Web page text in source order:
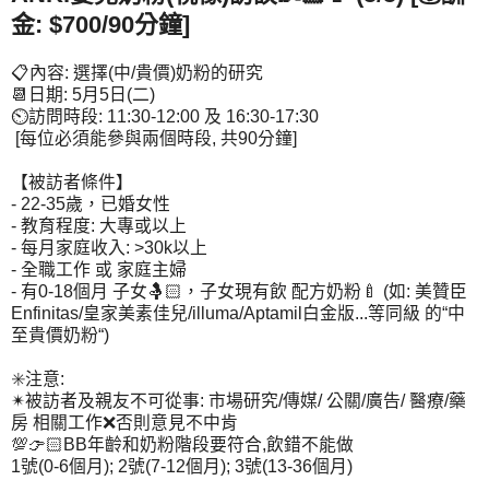
金: $700/90分鐘]
📋內容: 選擇(中/貴價)奶粉的研究
📆日期: 5月5日(二)
⏲訪問時段: 11:30-12:00 及 16:30-17:30
[每位必須能參與兩個時段, 共90分鐘]
【被訪者條件】
- 22-35歲，已婚女性
- 教育程度: 大專或以上
- 每月家庭收入: >30k以上
- 全職工作 或 家庭主婦
- 有0-18個月 子女🤱🏻，子女現有飲 配方奶粉🍼 (如: 美贊臣
Enfinitas/皇家美素佳兒/illuma/Aptamil白金版...等同級 的“中
至貴價奶粉“)
✳️注意:
✴被訪者及親友不可從事: 市場研究/傳媒/ 公關/廣告/ 醫療/藥
房 相關工作❌否則意見不中肯
💯👉🏻BB年齡和奶粉階段要符合,飲錯不能做
1號(0-6個月); 2號(7-12個月); 3號(13-36個月)